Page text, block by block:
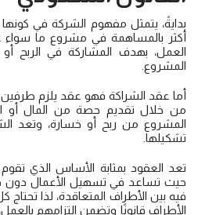
بدايةً، يتمثل مفهوم الشركة في كونها
أكثر بالمساهمة في مشروع ما
العمل، بهدف المشاركة في الربح
المشروع.
أما عقد الشراكة فهو عقد يلزم
من خلال تقديم حصة من المال أو
المشروع من ربح أو خسارة، وتعد
تشكيلها.
تعد العقود بمثابة الأساس الذي
حيث تساعد في تسهيل الأعمال دون
فيه بين الأطراف المتعاقدة، لذا
الأطراف قانونًا وتضمن التزامهم